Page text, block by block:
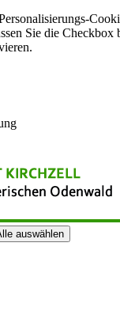
Sie die Checkbox
auswählen